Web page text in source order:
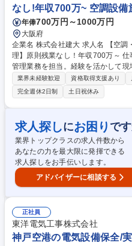
★
なし!年収700万~ 空調設備
年俸700万円～1000万円
大阪府
企業名 株式会社建大 求人名 【空調・衛生・電気設備工事の現場施工管
理】原則残業なし！年収700万～ 仕事の内容 電気・空調・衛生設備の工事
管理業務を担当。経験を活かして
拡大期につきポジションは多数。
のキャリアアップを図ることができます！ 【具体的には】 現
管理、品質管理、安全管理などを
断、進捗確認などが主な業務です
プロジェクトに参加いただきます
数！ ■熊本半導体工場■マイクロンの広島半
調・衛生・電気設備工事の現場施
業界未経験歓迎 資格取得支援あり
完全週休2日制
土日祝休み
求人探しにお困り で
業界トップクラスの求人件数から
あなたの力を最大限に発揮できる
求人探しをお手伝いします。
アドバイザーに相談する
正社員
東洋電気工事株式会社
神戸空港の電気設備保全/